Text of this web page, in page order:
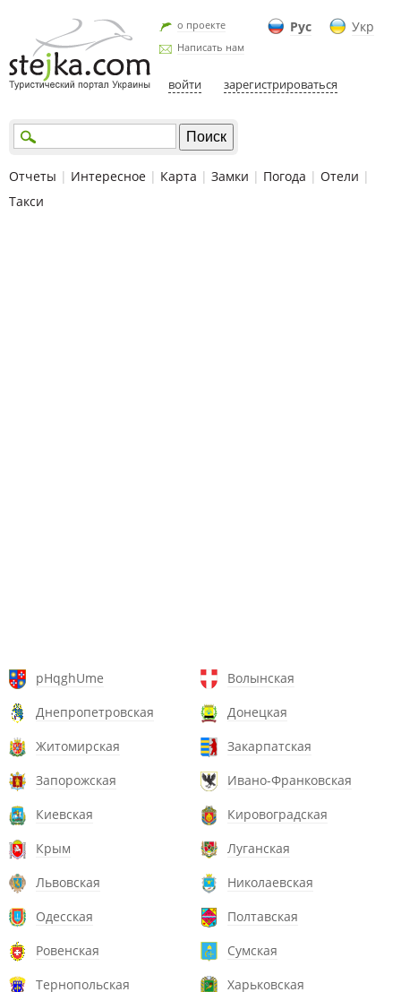
Рус Укр
о проекте
Написать нам
войти зарегистрироваться
Отчеты | Интересное | Карта | Замки | Погода | Отели |
Такси
pHqghUme
Волынская
Днепропетровская
Донецкая
Житомирская
Закарпатская
Запорожская
Ивано-Франковская
Киевская
Кировоградская
Крым
Луганская
Львовская
Николаевская
Одесская
Полтавская
Ровенская
Сумская
Тернопольская
Харьковская